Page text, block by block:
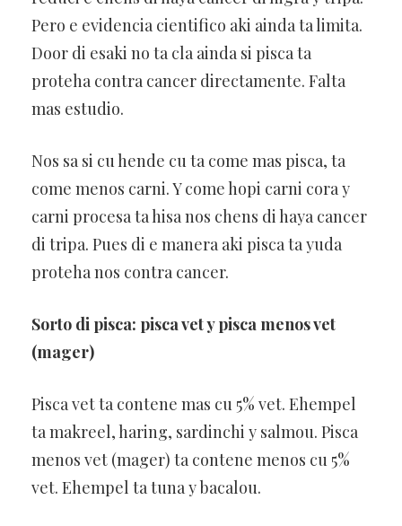
Pero e evidencia cientifico aki ainda ta limita.
Door di esaki no ta cla ainda si pisca ta
proteha contra cancer directamente. Falta
mas estudio.
Nos sa si cu hende cu ta come mas pisca, ta
come menos carni. Y come hopi carni cora y
carni procesa ta hisa nos chens di haya cancer
di tripa. Pues di e manera aki pisca ta yuda
proteha nos contra cancer.
Sorto di pisca: pisca vet y pisca menos vet
(mager)
Pisca vet ta contene mas cu 5% vet. Ehempel
ta makreel, haring, sardinchi y salmou. Pisca
menos vet (mager) ta contene menos cu 5%
vet. Ehempel ta tuna y bacalou.